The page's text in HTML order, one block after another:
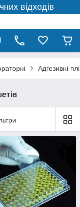
відходів
Адгезивні